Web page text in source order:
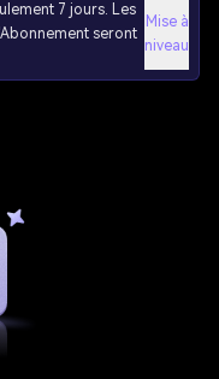
7 jours. Les
seront
Mise à
niveau